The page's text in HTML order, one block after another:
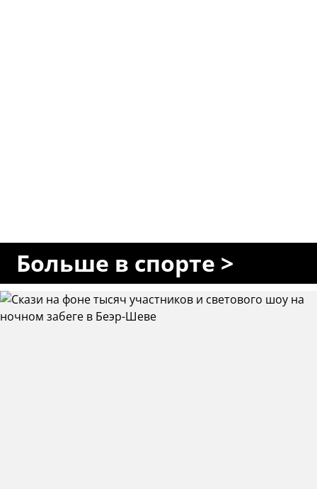
Больше в спорте >